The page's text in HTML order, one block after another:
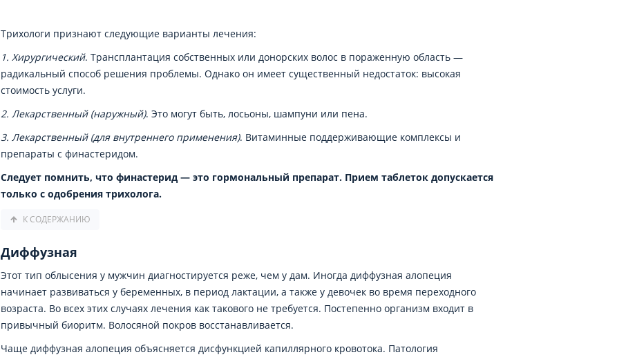
Трихологи признают следующие варианты лечения:
1. Хирургический. Трансплантация собственных или донорских волос в пораженную область —
радикальный способ решения проблемы. Однако он имеет существенный недостаток: высокая
стоимость услуги.
2. Лекарственный (наружный). Это могут быть, лосьоны, шампуни или пена.
3. Лекарственный (для внутреннего применения). Витаминные поддерживающие комплексы и
препараты с финастеридом.
Следует помнить, что финастерид — это гормональный препарат. Прием таблеток допускается
только с одобрения трихолога.
К СОДЕРЖАНИЮ
Диффузная
Этот тип облысения у мужчин диагностируется реже, чем у дам. Иногда диффузная алопеция
начинает развиваться у беременных, в период лактации, а также у девочек во время переходного
возраста. Во всех этих случаях лечения как такового не требуется. Постепенно организм входит в
привычный биоритм. Волосяной покров восстанавливается.
Чаще диффузная алопеция объясняется дисфункцией капиллярного кровотока. Патология